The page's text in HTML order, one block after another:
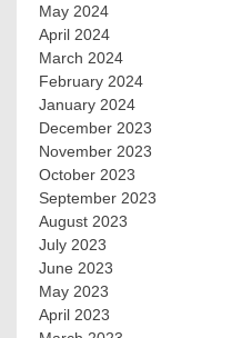
May 2024
April 2024
March 2024
February 2024
January 2024
December 2023
November 2023
October 2023
September 2023
August 2023
July 2023
June 2023
May 2023
April 2023